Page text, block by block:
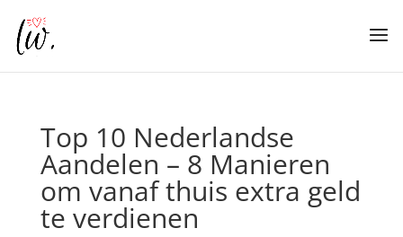
Top 10 Nederlandse
Aandelen – 8 Manieren
om vanaf thuis extra geld
te verdienen